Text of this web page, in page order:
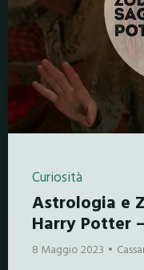
Curiosità
Astrologia e
Harry Potter
8 Maggio 2023